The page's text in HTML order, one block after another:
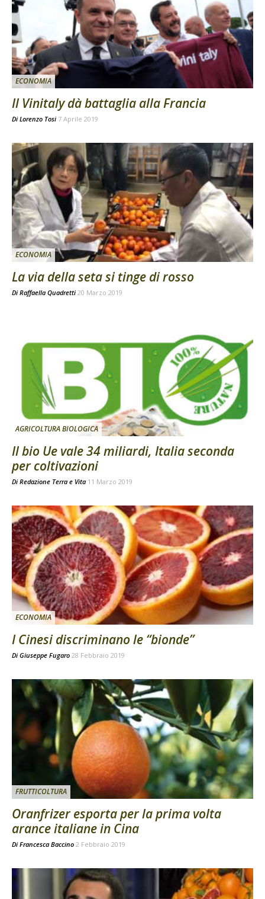
ECONOMIA
Il Vinitaly dà battaglia alla Francia
Di Lorenzo Tosi 7 Aprile 2019
ECONOMIA
La via della seta si tinge di rosso
Di Raffaella Quadretti 20 Marzo 2019
AGRICOLTURA BIOLOGICA
Il bio Ue vale 34 miliardi, Italia seconda
per coltivazioni
Di Redazione Terra e Vita 11 Marzo 2019
ECONOMIA
I Cinesi discriminano le “bionde”
Di Giuseppe Fugaro 28 Febbraio 2019
FRUTTICOLTURA
Oranfrizer esporta per la prima volta
arance italiane in Cina
Di Francesca Baccino 2 Febbraio 2019